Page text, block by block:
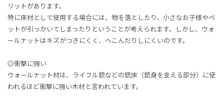
リットがあります。
特に床材として使用する場合には、物を落としたり、小さなお子様やペ
ットが引っかいてしまったりということが考えられます。しかし、ウォ
ールナットはキズがつきにくく、へこんだりしにくいのです。
◎衝撃に強い
ウォールナット材は、ライフル銃などの銃床（銃身を支える部分）に使
われるほど衝撃に強い木材と言われています。